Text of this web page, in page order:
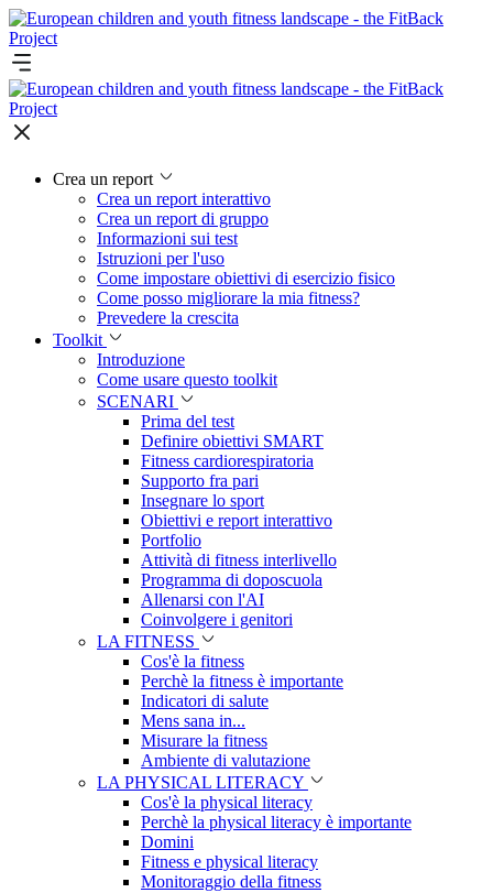
Crea un report
Crea un report interattivo
Crea un report di gruppo
Informazioni sui test
Istruzioni per l'uso
Come impostare obiettivi di esercizio fisico
Come posso migliorare la mia fitness?
Prevedere la crescita
Toolkit
Introduzione
Come usare questo toolkit
SCENARI
Prima del test
Definire obiettivi SMART
Fitness cardiorespiratoria
Supporto fra pari
Insegnare lo sport
Obiettivi e report interattivo
Portfolio
Attività di fitness interlivello
Programma di doposcuola
Allenarsi con l'AI
Coinvolgere i genitori
LA FITNESS
Cos'è la fitness
Perchè la fitness è importante
Indicatori di salute
Mens sana in...
Misurare la fitness
Ambiente di valutazione
LA PHYSICAL LITERACY
Cos'è la physical literacy
Perchè la physical literacy è importante
Domini
Fitness e physical literacy
Monitoraggio della fitness